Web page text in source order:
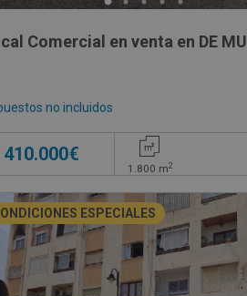
Comercial en venta en DE
no incluidos
410.000€
1.800 m2
ESPECIALES